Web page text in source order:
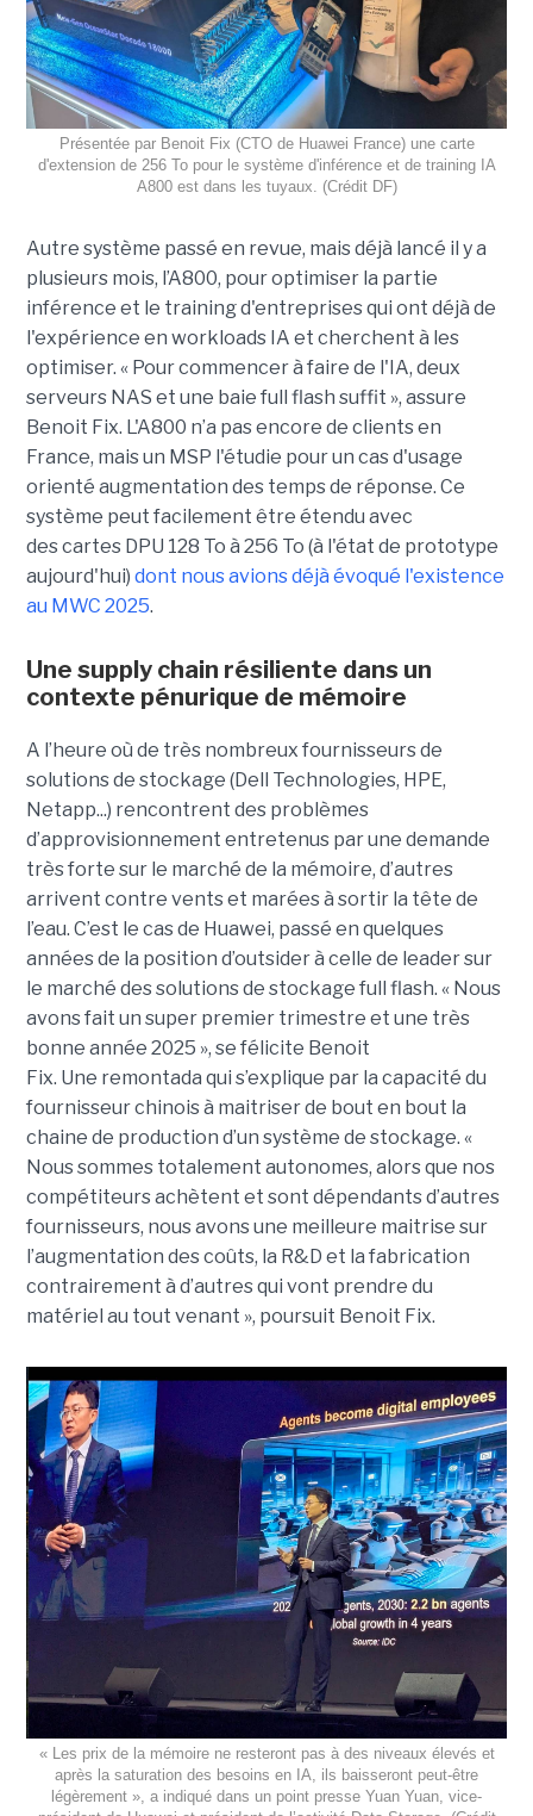
Présentée par Benoit Fix (CTO de Huawei France) une carte
d'extension de 256 To pour le système d'inférence et de training IA
A800 est dans les tuyaux. (Crédit DF)
Autre système passé en revue, mais déjà lancé il y a
plusieurs mois, l’A800, pouroptimiser la partie
inférence et le training d'entreprises qui ont déjà de
l'expérience en workloadsIA et cherchent à les
optimiser. « Pour commencer à faire de l'IA, deux
serveurs NAS et une baie full flash suffit », assure
Benoit Fix. L'A800 n’a pasencore de clientsen
France, mais un MSP l'étudie pour un cas d'usage
orienté augmentation des temps de réponse. Ce
système peut facilement être étendu avec
descartes DPU 128 To à 256 To (à l'état de prototype
aujourd'hui) dont nous avions déjà évoqué l'existence
au MWC 2025.
Une supply chain résiliente dans un
contexte pénurique de mémoire
A l’heure où de très nombreux fournisseurs de
solutions de stockage (Dell Technologies, HPE,
Netapp...) rencontrent des problèmes
d’approvisionnement entretenus par une demande
très forte sur le marché de la mémoire, d’autres
arrivent contre vents et marées à sortir la tête de
l’eau. C’est le cas de Huawei, passé en quelques
années de la position d’outsider à celle de leader sur
le marché des solutions de stockage full flash. « Nous
avons fait un super premier trimestre et une très
bonne année 2025 », se félicite Benoit
Fix. Une remontada qui s’explique par la capacité du
fournisseur chinois à maitriser de bout en bout la
chaine de production d’un système de stockage. «
Nous sommes totalement autonomes, alors que nos
compétiteurs achètent et sont dépendants d’autres
fournisseurs, nous avons une meilleure maitrise sur
l’augmentation des coûts, la R&D et la fabrication
contrairement à d’autres qui vont prendre du
matériel au tout venant », poursuit Benoit Fix.
« Les prix de la mémoire ne resteront pas à des niveaux élevés et
après la saturation des besoins en IA, ils baisseront peut-être
légèrement », a indiqué dans un point presse Yuan Yuan, vice-